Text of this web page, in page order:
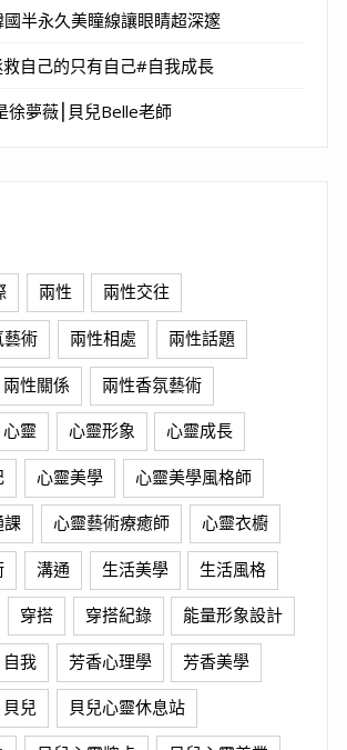
半永久美瞳線讓眼睛超深邃
自己的只有自己#自我成長
徐夢薇⎮貝兒Belle老師
兩性 兩性交往
藝術 兩性相處 兩性話題
兩性關係 兩性香氛藝術
心靈 心靈形象 心靈成長
心靈美學 心靈美學風格師
課 心靈藝術療癒師 心靈衣櫥
溝通 生活美學 生活風格
穿搭 穿搭紀錄 能量形象設計
自我 芳香心理學 芳香美學
貝兒 貝兒心靈休息站